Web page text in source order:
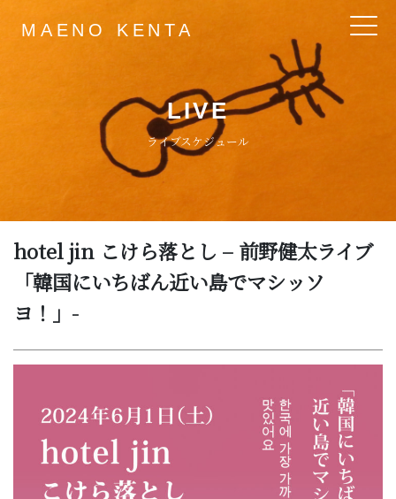
Main Navigation
MAENO KENTA
LIVE
ライブスケジュール
hotel jin こけら落とし – 前野健太ライブ
「韓国にいちばん近い島でマシッソ
ヨ！」-